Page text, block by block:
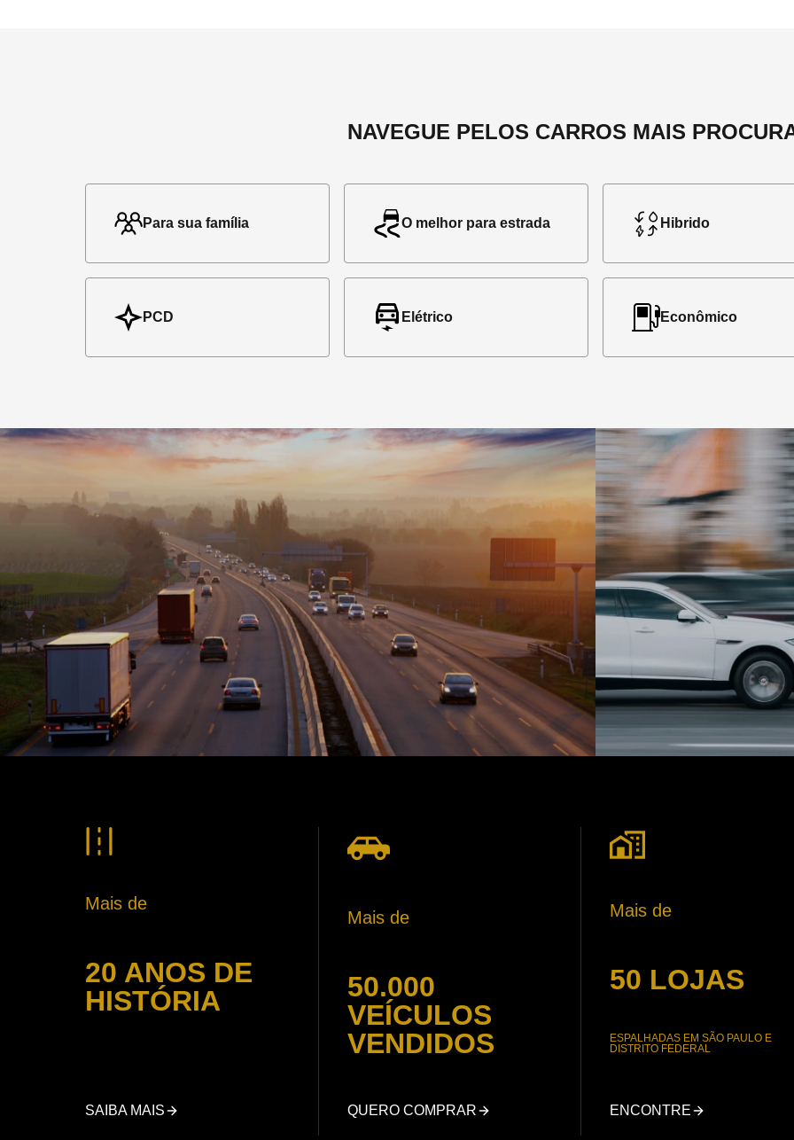
NAVEGUE PELOS CARROS MAIS
Para sua família O melhor para estrada Hibrido
PCD Elétrico Econômico
Mais de
20 ANOS DE
HISTÓRIA
SAIBA MAIS
Mais de
50.000
VEÍCULOS
VENDIDOS
QUERO COMPRAR
Mais de
50 LOJAS
ESPALHADAS EM SÃO PAULO E
DISTRITO FEDERAL
ENCONTRE